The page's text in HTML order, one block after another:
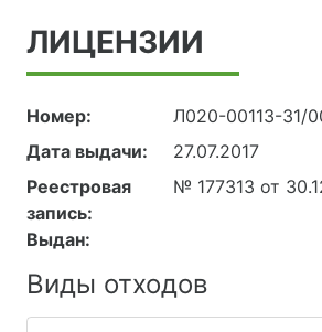
ЛИЦЕНЗИИ
Номер:
Л020-00113-31/
Дата выдачи:
27.07.2017
Реестровая
запись:
№ 177313 от
Выдан:
Виды отходов